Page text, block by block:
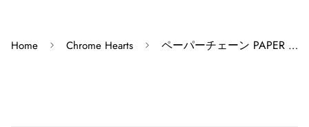
る場合があります。
Home Chrome Hearts ペーパーチェーン PAPER CHAIN 8inch 【シルバーブレスレット】